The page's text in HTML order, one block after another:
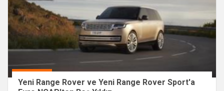
Yeni Range Rover ve Yeni Range Rover Sport'a